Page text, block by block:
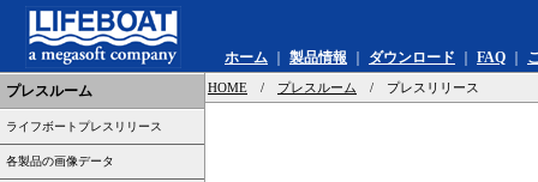
ホーム 製品情報 ダウンロード FAQ
プレスルーム
ライフボートプレスリリース
各製品の画像データ
HOME / プレスルーム / プレスリリース